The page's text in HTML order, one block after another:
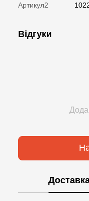
Артикул2
Відгуки